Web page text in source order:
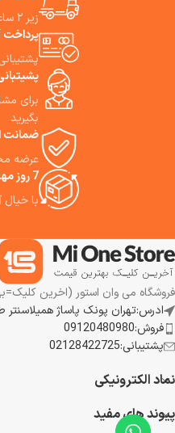
زیر ۲ ساعت در تهران
پرداخت
پشیتبانی 24
برای
بگیرید
ضمانت
عرضه
7 روز مهلت بازگشت کالا
با خیال
فروشگاه می وان استور (اخرین
ادرس:تهران پونک پاساژ همیلاسنتر طبقه اول واحد
فروش:09120480980
پشتیبانی:02128422725
نماد الکترونیکی
پیوند های مفید